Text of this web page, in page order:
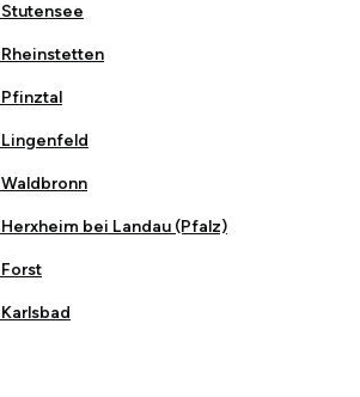
Stutensee
Rheinstetten
Pfinztal
Lingenfeld
Waldbronn
Herxheim bei Landau (Pfalz)
Forst
Karlsbad